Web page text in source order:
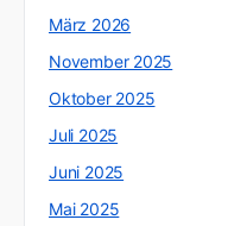
März 2026
November 2025
Oktober 2025
Juli 2025
Juni 2025
Mai 2025